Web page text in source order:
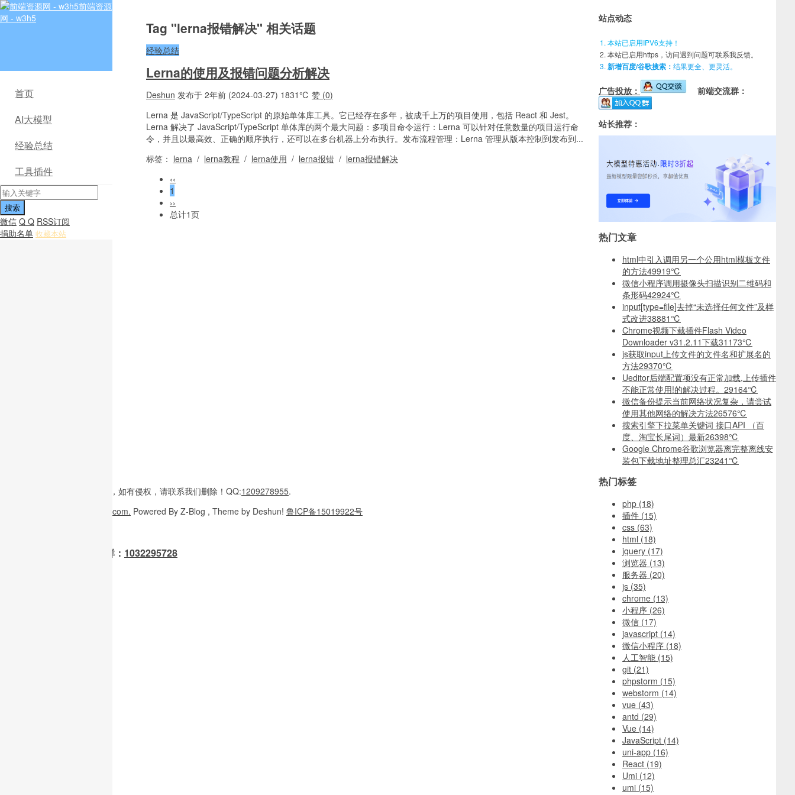
前端资源
网 - w3h5
首页
AI大模型
经验总结
工具插件
微信 Q Q RSS订阅
捐助名单 收藏本站
Tag "lerna报错解决" 相关话题
经验总结
Lerna的使用及报错问题分析解决
Deshun 发布于 2年前 (2024-03-27) 1831℃ 赞 (0)
Lerna 是 JavaScript/TypeScript 的原始单体库工具。它已经存在多年，被成千上万的项目使用，包括 React 和 Jest。
Lerna 解决了 JavaScript/TypeScript 单体库的两个最大问题：多项目命令运行：Lerna 可以针对任意数量的项目运行命
令，并且以最高效、正确的顺序执行，还可以在多台机器上分布执行。发布流程管理：Lerna 管理从版本控制到发布到...
标签： lerna / lerna教程 / lerna使用 / lerna报错 / lerna报错解决
‹‹
1
››
总计1页
站点动态
本站已启用IPV6支持！
本站已启用https，访问遇到问题可联系我反馈。
新增百度/谷歌搜索： 结果更全、更灵活。
广告投放： 前端交流群：
站长推荐：
热门文章
html中引入调用另一个公用html模板文件
的方法49919℃
微信小程序调用摄像头扫描识别二维码和
条形码42924℃
input[type=file]去掉“未选择任何文件”及样
式改进38881℃
Chrome视频下载插件Flash Video
Downloader v31.2.11下载31173℃
js获取input上传文件的文件名和扩展名的
方法29370℃
Ueditor后端配置项没有正常加载,上传插件
不能正常使用!的解决过程。 29164℃
微信备份提示当前网络状况复杂，请尝试
使用其他网络的解决方法26576℃
搜索引擎下拉菜单关键词 接口API （百
度、淘宝长尾词）最新26398℃
Google Chrome谷歌浏览器离完整离线安
装包下载地址整理总汇23241℃
热门标签
php (18)
插件 (15)
css (63)
html (18)
jquery (17)
浏览器 (13)
服务器 (20)
js (35)
chrome (13)
小程序 (26)
微信 (17)
javascript (14)
微信小程序 (18)
人工智能 (15)
git (21)
phpstorm (15)
webstorm (14)
vue (43)
antd (29)
Vue (14)
JavaScript (14)
uni-app (16)
React (19)
Umi (12)
umi (15)
多整理于互联网， 如有侵权，请联系我们删除！ QQ:1209278955.
W3H5.com. Powered By Z-Blog , Theme by Deshun! 鲁ICP备15019922号
OpenClaw 龙虾交流群： 1032295728